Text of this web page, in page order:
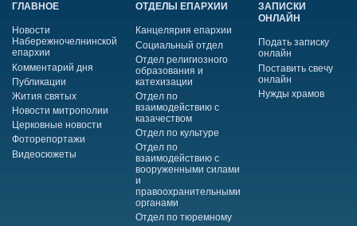
ГЛАВНОЕ
Новости
Набережночелнинской
епархии
Комментарий дня
Публикации
Жития святых
Новости митрополии
Церковные новости
Фоторепортажи
Видеосюжеты
ОТДЕЛЫ ЕПАРХИИ
Канцелярия епархии
Социальный отдел
Отдел религиозного
образования и
катехизации
Отдел по
взаимодействию с
казачеством
Отдел по культуре
Отдел по
взаимодействию с
вооруженными силами
и
правоохранительными
органами
Отдел по тюремному
ЗАПИСКИ
ОНЛАЙН
Подать записку
онлайн
Поставить свечу
онлайн
Нужды храмов